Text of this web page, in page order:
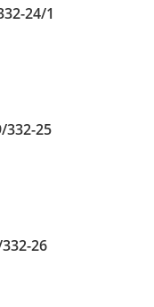
24/1
25
26